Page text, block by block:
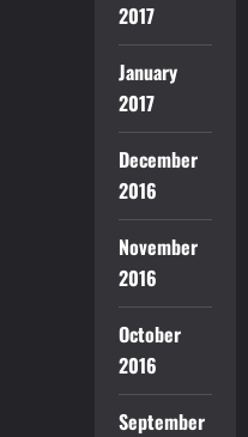
2017
January
2017
December
2016
November
2016
October
2016
September